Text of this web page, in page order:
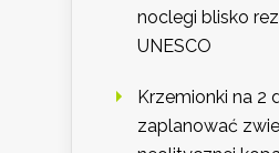
noclegi blisko
UNESCO
Krzemionki na 2
zaplanować